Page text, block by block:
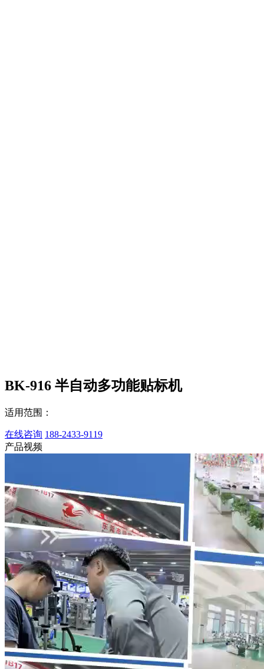
BK-916 半自动多功能贴标机
适用范围：
在线咨询 188-2433-9119
产品视频